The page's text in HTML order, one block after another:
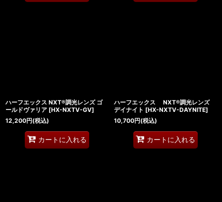
ハーフエックス NXT®調光レンズ ゴ
ールドヴァリア [HX-NXTV-GV]
12,200円(税込)
カートに入れる
ハーフエックス NXT®調光レンズ
デイナイト [HX-NXTV-DAYNITE]
10,700円(税込)
カートに入れる